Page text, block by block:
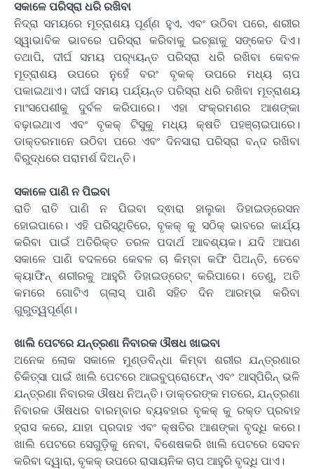
ସକାଳେ ପରିସ୍ରା ଧରି ରଖିବା
ନିଦ୍ରା ସମୟରେ ମୂତ୍ରାଶୟ ପୂର୍ଣ୍ଣ ହୁଏ, ଏବଂ ଉଠିବା ପରେ, ଶରୀର
ସ୍ୱାଭାବିକ ଭାବରେ ପରିସ୍ରା କରିବାକୁ ଇଚ୍ଛାକୁ ସଙ୍କେତ ଦିଏ।
ତଥାପି, ଦୀର୍ଘ ସମୟ ପର‌୍ୟ୍ୟନ୍ତ ପରିସ୍ରା ଧରି ରଖିବା କେବଳ
ମୂତ୍ରାଶୟ ଉପରେ ନୁହେଁ ବରଂ ବୃକକ୍ ଉପରେ ମଧ୍ୟ ଚାପ
ପକାଇଥାଏ। ଦୀର୍ଘ ସମୟ ପର୍ଯ୍ୟନ୍ତ ପରିସ୍ରା ଧରି ରଖିବା ମୂତ୍ରାଶୟ
ମାଂସପେଶୀକୁ ଦୁର୍ବଳ କରିପାରେ। ଏହା ସଂକ୍ରମଣର ଆଶଙ୍କା
ବଢ଼ାଇଥାଏ ଏବଂ ବୃକକ୍ ଟିସୁକୁ ମଧ୍ୟ କ୍ଷତି ପହଞ୍ଚାଇପାରେ।
ଡାକ୍ତରମାନେ ଉଠିବା ପରେ ଏବଂ ଦିନସାରା ପରିସ୍ରା ବନ୍ଦ ରଖିବା
ବିରୁଦ୍ଧରେ ପରାମର୍ଶ ଦିଅନ୍ତି।
ସକାଳେ ପାଣି ନ ପିଇବା
ରାତି ରାତି ପାଣି ନ ପିଇବା ଦ୍ଵାରା ହାଲୁକା ଡିହାଇଡ୍ରେସନ
ହୋଇପାରେ। ଏହି ପରିସ୍ଥିତିରେ, ବୃକକ୍ କୁ ସଠିକ୍ ଭାବରେ କାର୍ଯ୍ୟ
କରିବା ପାଇଁ ଅତିରିକ୍ତ ତରଳ ପଦାର୍ଥ ଆବଶ୍ୟକ। ଯଦି ଆପଣ
ସକାଳେ ପାଣି ବଦଳରେ କେବଳ ଚା କିମ୍ବା କଫି ପିଅନ୍ତି, ତେବେ
କ୍ୟାଫିନ୍ ଶରୀରକୁ ଆହୁରି ଡିହାଇଡ୍ରେଟ୍ କରିପାରେ। ତେଣୁ, ଅତି
କମରେ ଗୋଟିଏ ଗ୍ଲାସ୍ ପାଣି ସହିତ ଦିନ ଆରମ୍ଭ କରିବା
ଗୁରୁତ୍ୱପୂର୍ଣ୍ଣ।
ଖାଲି ପେଟରେ ଯନ୍ତ୍ରଣା ନିବାରକ ଔଷଧ ଖାଇବା
ଅନେକ ଲୋକ ସକାଳେ ମୁଣ୍ଡବିନ୍ଧା କିମ୍ବା ଶରୀର ଯନ୍ତ୍ରଣାର
ଚିକିତ୍ସା ପାଇଁ ଖାଲି ପେଟରେ ଆଇବୁପ୍ରୋଫେନ୍ ଏବଂ ଆସ୍ପିରିନ୍ ଭଳି
ଯନ୍ତ୍ରଣା ନିବାରକ ଔଷଧ ନିଅନ୍ତି। ଡାକ୍ତରଙ୍କ ମତରେ, ଯନ୍ତ୍ରଣା
ନିବାରକ ଔଷଧର ବାରମ୍ବାର ବ୍ୟବହାର ବୃକକ୍ କୁ ରକ୍ତ ପ୍ରବାହ
ହ୍ରାସ କରେ, ଯାହା ପ୍ରଦାହ ଏବଂ କ୍ଷତିର ଆଶଙ୍କା ବୃଦ୍ଧି କରେ।
ଖାଲି ପେଟରେ ସେଗୁଡ଼ିକୁ ନେବା, ବିଶେଷକରି ଖାଲି ପେଟରେ ସେବନ
କରିବା ଦ୍ୱାରା, ବୃକକ୍ ଉପରେ ରାସାୟନିକ ଚାପ ଆହୁରି ବୃଦ୍ଧି ପାଏ।